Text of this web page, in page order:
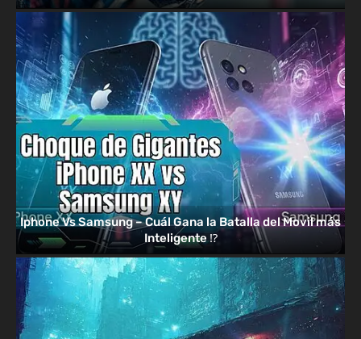
Iphone Vs Samsung – Cuál Gana la Batalla del Movil más
Inteligente ⁉️